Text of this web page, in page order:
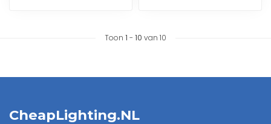
Toon 1 - 10 van 10
CheapLighting.NL